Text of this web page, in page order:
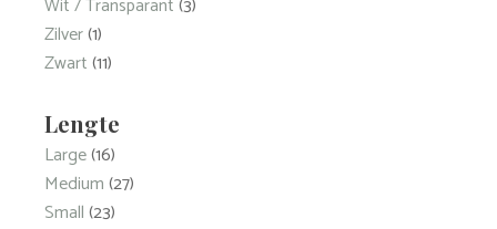
Wit / Transparant(3)
Zilver(1)
Zwart(11)
Lengte
Large(16)
Medium(27)
Small(23)